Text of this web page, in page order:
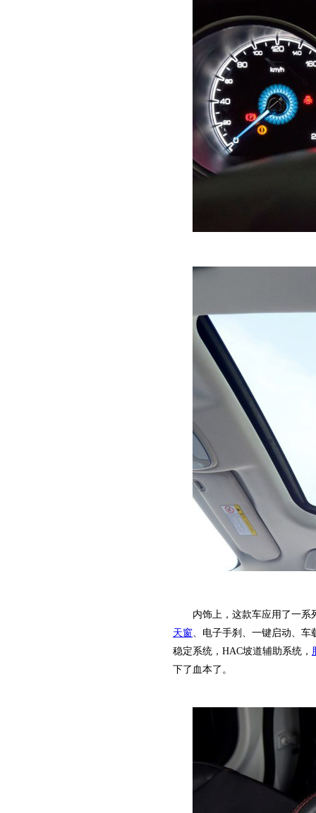
内饰上，这款车应用了一系列
天窗 、电子手刹、一键启动、
稳定系统，HAC坡道辅助系统，
下了血本了。